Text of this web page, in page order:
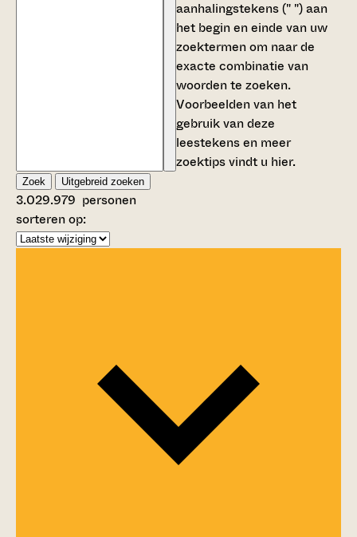
aanhalingstekens (" ")aan
het begin en einde van uw
zoektermen om naar de
exacte combinatie van
woorden te zoeken.
Voorbeelden van het
gebruik van deze
leestekens en meer
zoektips vindt u hier.
Zoek Uitgebreid zoeken
3.029.979 personen
sorteren op: